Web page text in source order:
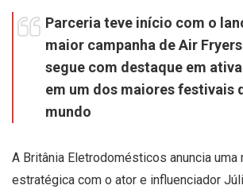
Parceria teve início com o
maior campanha de Air
segue com destaque em
em um dos maiores festivais
mundo
A Britânia Eletrodomésticos anuncia uma
estratégica com o ator e influenciador